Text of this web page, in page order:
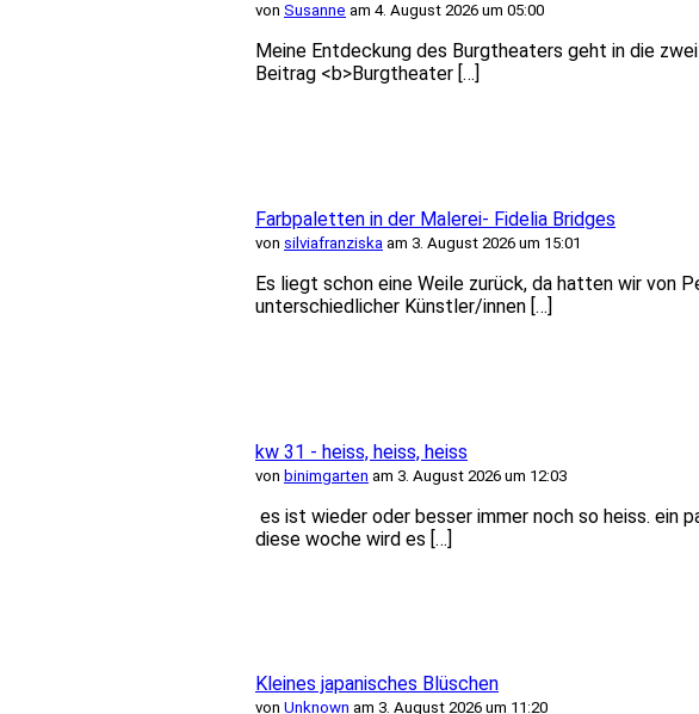
von Susanne am 4. August 2026 um 05:00
Meine Entdeckung des Burgtheaters geht in die
Beitrag <b>Burgtheater […]
Farbpaletten in der Malerei- Fidelia Bridges
von silviafranziska am 3. August 2026 um 15:01
Es liegt schon eine Weile zurück, da hatten wir von
unterschiedlicher Künstler/innen […]
kw 31 - heiss, heiss, heiss
von binimgarten am 3. August 2026 um 12:03
es ist wieder oder besser immer noch so heiss. ein
diese woche wird es […]
Kleines japanisches Blüschen
von Unknown am 3. August 2026 um 11:20